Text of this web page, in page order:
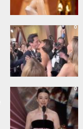
0
0